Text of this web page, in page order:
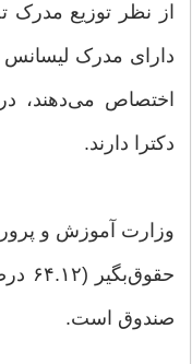
دارای مدرک
دکترا دارند.
صندوق است.